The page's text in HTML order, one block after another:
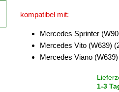
kompatibel mit:
Mercedes Sprinter
Mercedes Vito (W639)
Mercedes Viano
1-3